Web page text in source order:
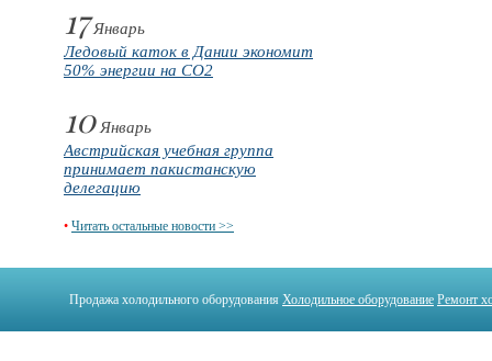
17Январь
Ледовый каток в Дании экономит
50% энергии на CO2
10Январь
Австрийская учебная группа
принимает пакистанскую
делегацию
• Читать остальные новости >>
Продажа холодильного оборудования Холодильное оборудование Ремонт